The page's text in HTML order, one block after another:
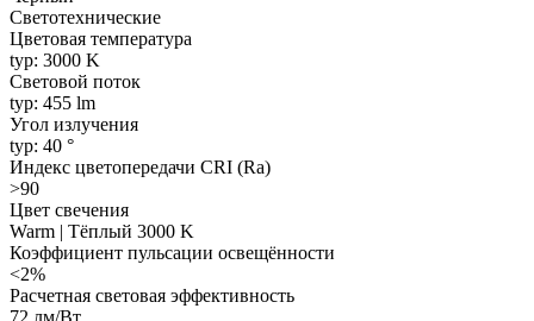
Светотехнические
Цветовая температура
typ: 3000 K
Световой поток
typ: 455 lm
Угол излучения
typ: 40 °
Индекс цветопередачи CRI (Ra)
>90
Цвет свечения
Warm | Тёплый 3000 K
Коэффициент пульсации освещённости
<2%
Расчетная световая эффективность
72 лм/Вт